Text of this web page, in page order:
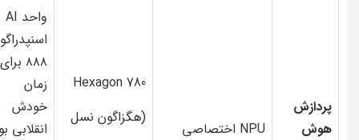
پردازش
هوش
NPU اختصاصی
Hexagon 780
(هگزاگون نسل
واحد AI
۸۸۸ برای
زمان
خودش
انقلابی